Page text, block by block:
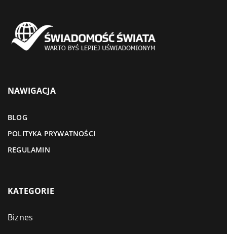
NAWIGACJA
BLOG
POLITYKA PRYWATNOŚCI
REGULAMIN
KATEGORIE
Biznes